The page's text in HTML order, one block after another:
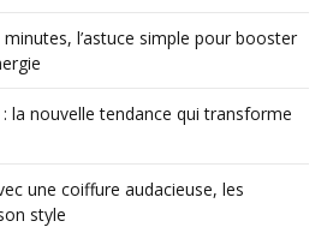
l’astuce simple pour booster
la nouvelle tendance qui transforme
une coiffure audacieuse, les
style